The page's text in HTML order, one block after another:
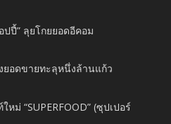
ปปี้” ลุยโกยยอดอีคอม
ยอดขายทะลุหนึ่งล้านแก้ว
ม่ “SUPERFOOD” (ซุปเปอร์